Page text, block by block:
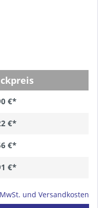
€*
€*
€*
€*
und Versandkosten